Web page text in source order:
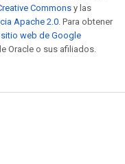
Commons y las
Apache 2.0. Para obtener
web de Google
Oracle o sus afiliados.